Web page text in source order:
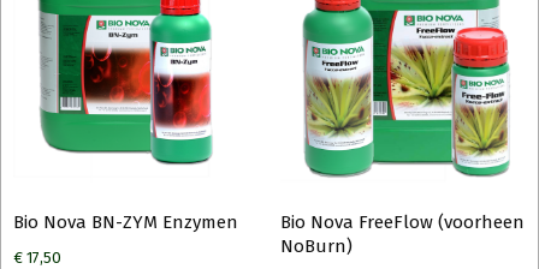
Bio Nova BN-ZYM Enzymen
€ 17,50
Bio Nova FreeFlow (voorheen
NoBurn)